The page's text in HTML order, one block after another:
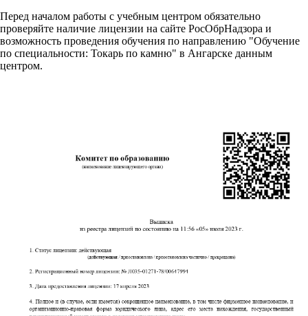
Перед началом работы с учебным центром обязательно
проверяйте наличие лицензии на сайте РосОбрНадзора и
возможность проведения обучения по направлению "Обучение
по специальности: Токарь по камню" в Ангарске данным
центром.